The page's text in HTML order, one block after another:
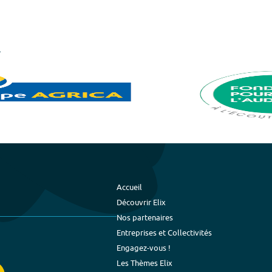
Accueil
Découvrir Elix
Nos partenaires
Entreprises et Collectivités
Engagez-vous !
Les Thèmes Elix